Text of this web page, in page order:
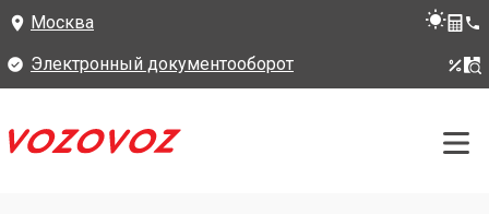
Москва
Электронный документооборот